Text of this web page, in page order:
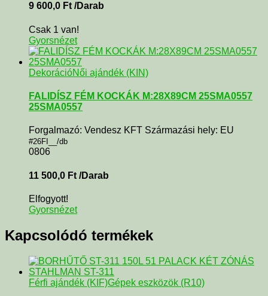
9 600,0 Ft /Darab
Csak 1 van!
Gyorsnézet
DekorációNői ajándék (KIN)
FALIDÍSZ FÉM KOCKÁK M:28X89CM 25SMA0557
25SMA0557
Forgalmazó: Vendesz KFT Származási hely: EU
#26FI__/db
0806
11 500,0 Ft /Darab
Elfogyott!
Gyorsnézet
Kapcsolódó termékek
Férfi ajándék (KIF)Gépek eszközök (R10)